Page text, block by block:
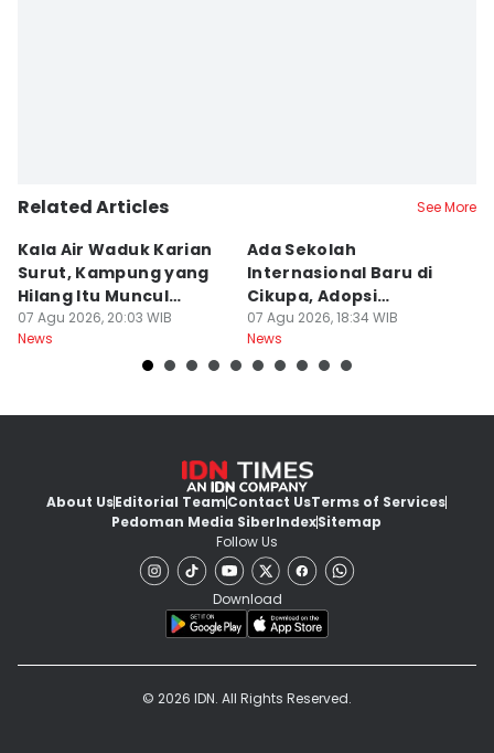
Related Articles See More
Kala Air Waduk Karian
Surut, Kampung yang
Hilang Itu Muncul
Kembali
07 Agu 2026, 20:03 WIB
News
Ada Sekolah
Internasional Baru di
Cikupa, Adopsi
Kurikulum Singapura
07 Agu 2026, 18:34 WIB
News
About UsEditorial TeamContact UsTerms of Services
Pedoman Media SiberIndexSitemap
Follow Us
Download
© 2026 IDN. All Rights Reserved.